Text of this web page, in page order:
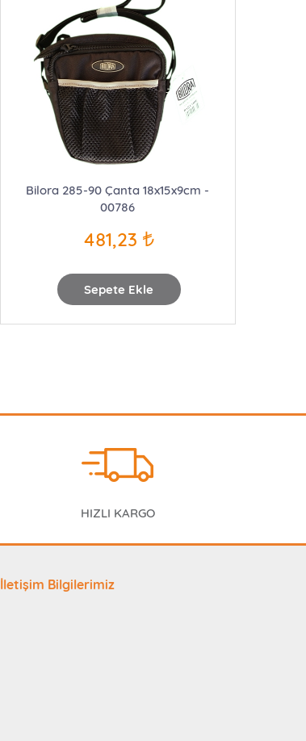
Sepete Ekle
Bilora 285-90 Çanta 18x15x9cm -
00786
481,23
HIZLI KARGO
İletişim Bilgilerimiz